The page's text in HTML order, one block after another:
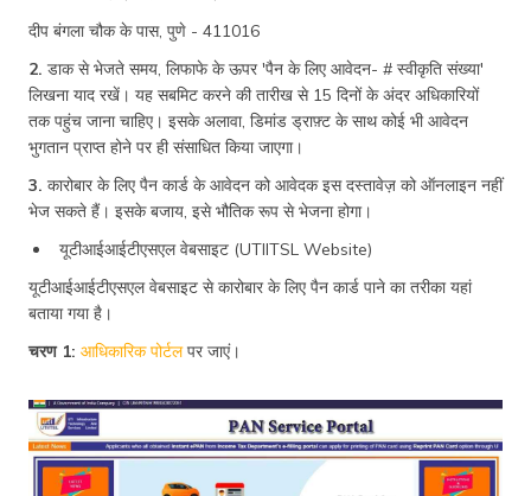
दीप बंगला चौक के पास, पुणे - 411016
2. डाक से भेजते समय, लिफाफे के ऊपर 'पैन के लिए आवेदन- # स्वीकृति संख्या'
लिखना याद रखें। यह सबमिट करने की तारीख से 15 दिनों के अंदर अधिकारियों
तक पहुंच जाना चाहिए। इसके अलावा, डिमांड ड्राफ़्ट के साथ कोई भी आवेदन
भुगतान प्राप्त होने पर ही संसाधित किया जाएगा।
3. कारोबार के लिए पैन कार्ड के आवेदन को आवेदक इस दस्तावेज़ को ऑनलाइन नहीं
भेज सकते हैं। इसके बजाय, इसे भौतिक रूप से भेजना होगा।
यूटीआईआईटीएसएल वेबसाइट (UTIITSL Website)
यूटीआईआईटीएसएल वेबसाइट से कारोबार के लिए पैन कार्ड पाने का तरीका यहां
बताया गया है।
चरण 1: आधिकारिक पोर्टलपर जाएं।